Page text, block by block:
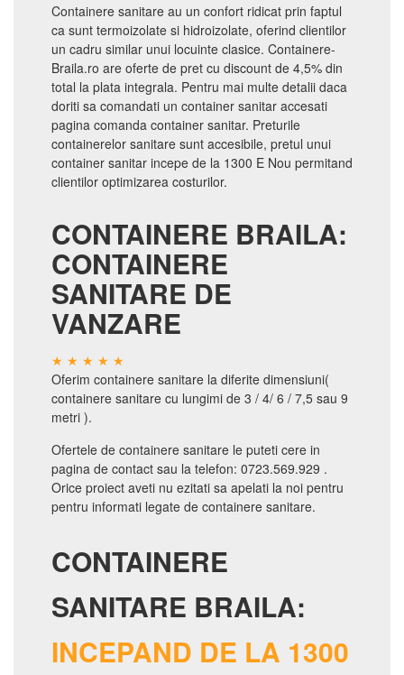
Containere sanitare au un confort ridicat prin faptul
ca sunt termoizolate si hidroizolate, oferind clientilor
un cadru similar unui locuinte clasice. Containere-
Braila.ro are oferte de pret cu discount de 4,5% din
total la plata integrala. Pentru mai multe detalii daca
doriti sa comandati un container sanitar accesati
pagina comanda container sanitar. Preturile
containerelor sanitare sunt accesibile, pretul unui
container sanitar incepe de la 1300 E Nou permitand
clientilor optimizarea costurilor.
CONTAINERE BRAILA:
CONTAINERE
SANITARE DE
VANZARE
Oferim containere sanitare la diferite dimensiuni(
containere sanitare cu lungimi de 3 / 4/ 6 / 7,5 sau 9
metri ).
Ofertele de containere sanitare le puteti cere in
pagina de contact sau la telefon: 0723.569.929 .
Orice proiect aveti nu ezitati sa apelati la noi pentru
pentru informati legate de containere sanitare.
CONTAINERE
SANITARE BRAILA:
INCEPAND DE LA 1300